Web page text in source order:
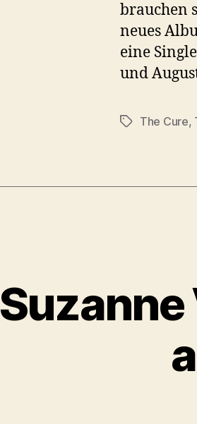
brauchen
neues
eine
und
Schlagwörter
The Cure,
Suzanne